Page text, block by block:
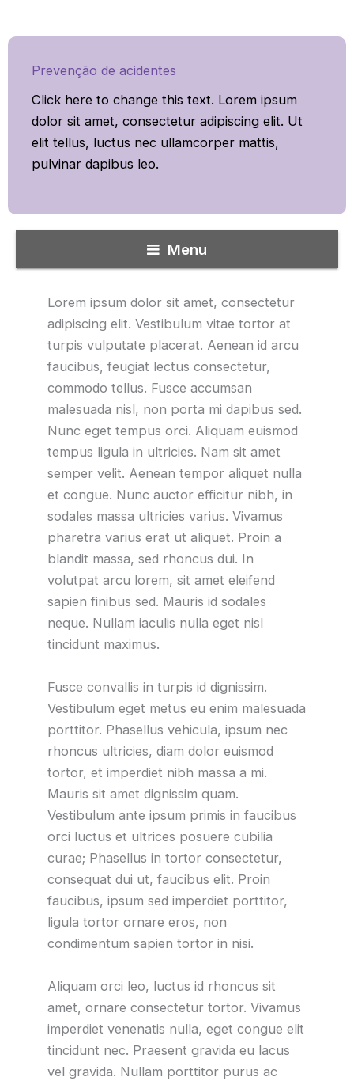
Prevenção de acidentes
Click here to change this text. Lorem ipsum
dolor sit amet, consectetur adipiscing elit. Ut
elit tellus, luctus nec ullamcorper mattis,
pulvinar dapibus leo.
Menu
Lorem ipsum dolor sit amet, consectetur
adipiscing elit. Vestibulum vitae tortor at
turpis vulputate placerat. Aenean id arcu
faucibus, feugiat lectus consectetur,
commodo tellus. Fusce accumsan
malesuada nisl, non porta mi dapibus sed.
Nunc eget tempus orci. Aliquam euismod
tempus ligula in ultricies. Nam sit amet
semper velit. Aenean tempor aliquet nulla
et congue. Nunc auctor efficitur nibh, in
sodales massa ultricies varius. Vivamus
pharetra varius erat ut aliquet. Proin a
blandit massa, sed rhoncus dui. In
volutpat arcu lorem, sit amet eleifend
sapien finibus sed. Mauris id sodales
neque. Nullam iaculis nulla eget nisl
tincidunt maximus.
Fusce convallis in turpis id dignissim.
Vestibulum eget metus eu enim malesuada
porttitor. Phasellus vehicula, ipsum nec
rhoncus ultricies, diam dolor euismod
tortor, et imperdiet nibh massa a mi.
Mauris sit amet dignissim quam.
Vestibulum ante ipsum primis in faucibus
orci luctus et ultrices posuere cubilia
curae; Phasellus in tortor consectetur,
consequat dui ut, faucibus elit. Proin
faucibus, ipsum sed imperdiet porttitor,
ligula tortor ornare eros, non
condimentum sapien tortor in nisi.
Aliquam orci leo, luctus id rhoncus sit
amet, ornare consectetur tortor. Vivamus
imperdiet venenatis nulla, eget congue elit
tincidunt nec. Praesent gravida eu lacus
vel gravida. Nullam porttitor purus ac